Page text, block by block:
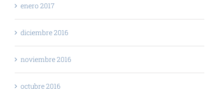
enero 2017
diciembre 2016
noviembre 2016
octubre 2016